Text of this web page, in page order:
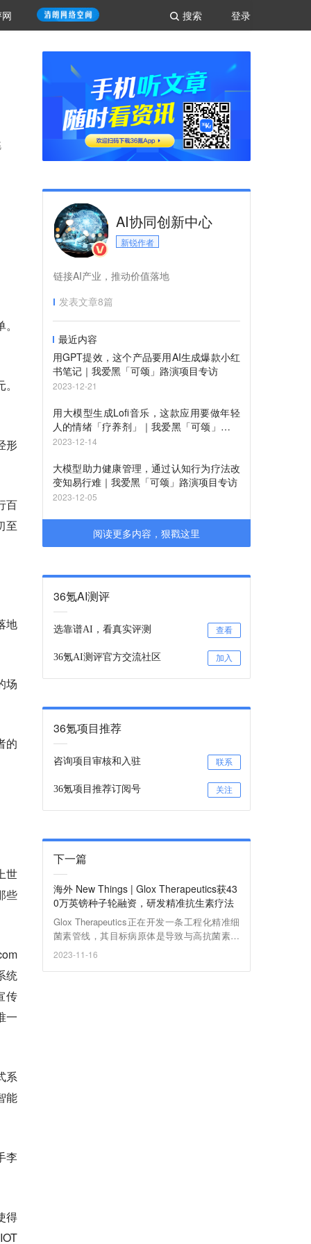
登录
搜索
形
百
至
地
场
的
世
些
统
传
一
系
能
李
得
AI协同创新中心
新锐作者
链接AI产业，推动价值落地
发表文章8篇
最近内容
用GPT提效，这个产品要用AI生成爆款小红
书笔记｜我爱黑「可颂」路演项目专访
2023-12-21
用大模型生成Lofi音乐，这款应用要做年轻
人的情绪「疗养剂」｜我爱黑「可颂」路演
项目专访
2023-12-14
大模型助力健康管理，通过认知行为疗法改
变知易行难｜我爱黑「可颂」路演项目专访
2023-12-05
阅读更多内容，狠戳这里
36氪AI测评
选靠谱AI，看真实评测 查看
36氪AI测评官方交流社区 加入
36氪项目推荐
咨询项目审核和入驻 联系
36氪项目推荐订阅号 关注
下一篇
海外 New Things | Glox Therapeutics获43
0万英镑种子轮融资，研发精准抗生素疗法
Glox Therapeutics正在开发一条工程化精准细
菌素管线，其目标病原体是导致与高抗菌素耐
药性（AMR）和高死亡率相关的严重感染的病
2023-11-16